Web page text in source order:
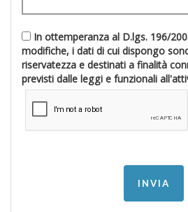
In ottemperanza al D.lgs. 196/
modifiche, i dati di cui dispongo
riservatezza e destinati a finalità connesse agli obblighi
previsti dalle leggi e funzionali